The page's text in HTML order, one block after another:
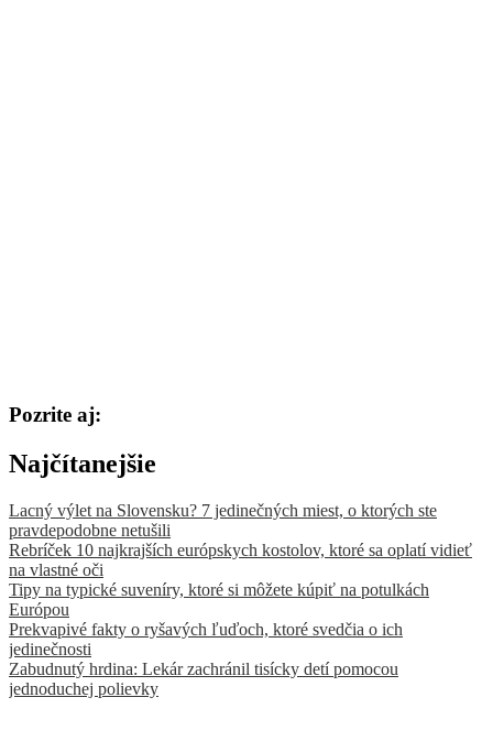
Pozrite aj:
Najčítanejšie
Lacný výlet na Slovensku? 7 jedinečných miest, o ktorých ste
pravdepodobne netušili
Rebríček 10 najkrajších európskych kostolov, ktoré sa oplatí vidieť
na vlastné oči
Tipy na typické suveníry, ktoré si môžete kúpiť na potulkách
Európou
Prekvapivé fakty o ryšavých ľuďoch, ktoré svedčia o ich
jedinečnosti
Zabudnutý hrdina: Lekár zachránil tisícky detí pomocou
jednoduchej polievky